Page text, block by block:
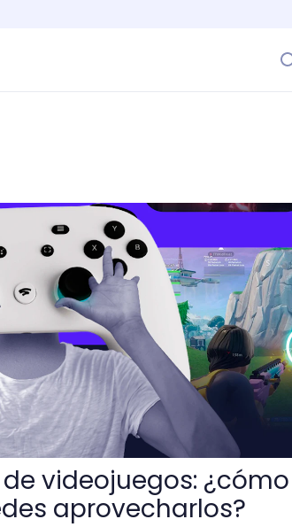
funcionan y cómo puedes
videojuegos: ¿cómo
aprovecharlos?